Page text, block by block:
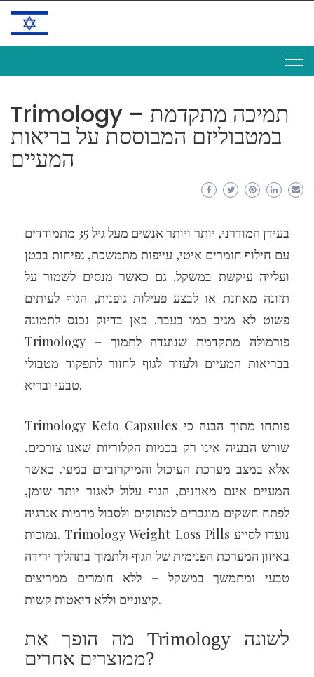
Trimology – תמיכה מתקדמת
במטבוליזם המבוססת על בריאות
המעיים
בעידן המודרני, יותר ויותר אנשים מעל גיל 35 מתמודדים
עם חילוף חומרים איטי, עייפות מתמשכת, נפיחות בבטן
ועלייה עיקשת במשקל. גם כאשר מנסים לשמור על
תזונה מאוזנת או לבצע פעילות גופנית, הגוף לעיתים
פשוט לא מגיב כמו בעבר. כאן בדיוק נכנס לתמונה
Trimology – פורמולה מתקדמת שנועדה לתמוך
בבריאות המעיים ולעזור לגוף לחזור לתפקוד מטבולי
טבעי ובריא.
Trimology Keto Capsules פותחו מתוך הבנה כי
שורש הבעיה אינו רק בכמות הקלוריות שאנו צורכים,
אלא במצב מערכת העיכול והמיקרוביום במעי. כאשר
המעיים אינם מאוזנים, הגוף עלול לאגור יותר שומן,
לפתח חשקים מוגברים למתוקים ולסבול מרמות אנרגיה
נמוכות. Trimology Weight Loss Pills נועדו לסייע
באיזון המערכת הפנימית של הגוף ולתמוך בתהליך ירידה
טבעי ומתמשך במשקל – ללא חומרים ממריצים
קיצוניים וללא דיאטות קשות.
מה הופך את Trimology לשונה
ממוצרים אחרים?